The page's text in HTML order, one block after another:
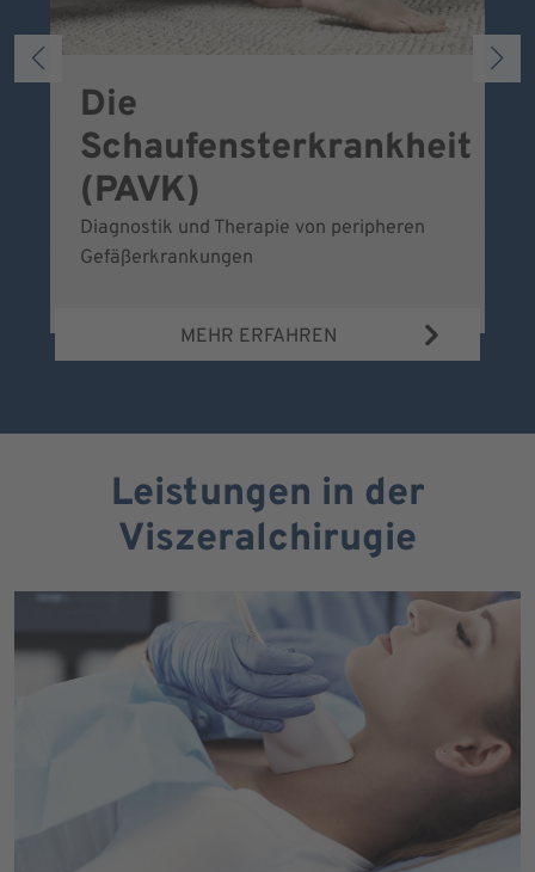
Die
Schaufensterkrankheit
(PAVK)
Diagnostik und Therapie von peripheren
Gefäßerkrankungen
MEHR ERFAHREN
Leistungen in der
Viszeralchirugie